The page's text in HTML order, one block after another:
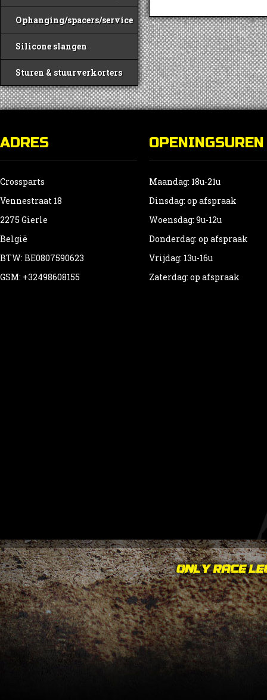
Ophanging/spacers/service
Silicone slangen
Sturen & stuurverkorters
ADRES
Crossparts
Vennestraat 18
2275 Gierle
België
BTW: BE0807590623
GSM: +32498608155
OPENINGSUREN
Maandag: 18u-21u
Dinsdag: op afspraak
Woensdag: 9u-12u
Donderdag: op afspraak
Vrijdag: 13u-16u
Zaterdag: op afspraak